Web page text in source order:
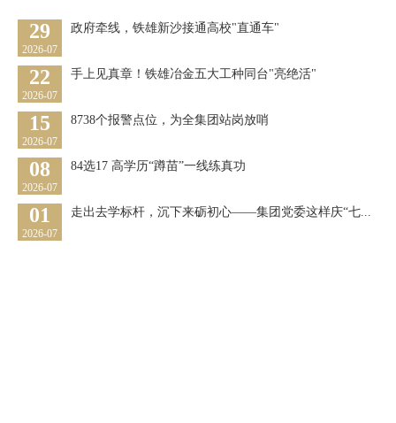
29
2026-07
政府牵线，铁雄新沙接通高校"直通车"
22
2026-07
手上见真章！铁雄冶金五大工种同台"亮绝活"
15
2026-07
8738个报警点位，为全集团站岗放哨
08
2026-07
84选17 高学历“蹲苗”一线练真功
01
2026-07
走出去学标杆，沉下来砺初心——集团党委这样庆“七...